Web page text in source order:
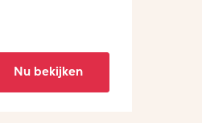
Nu bekijken